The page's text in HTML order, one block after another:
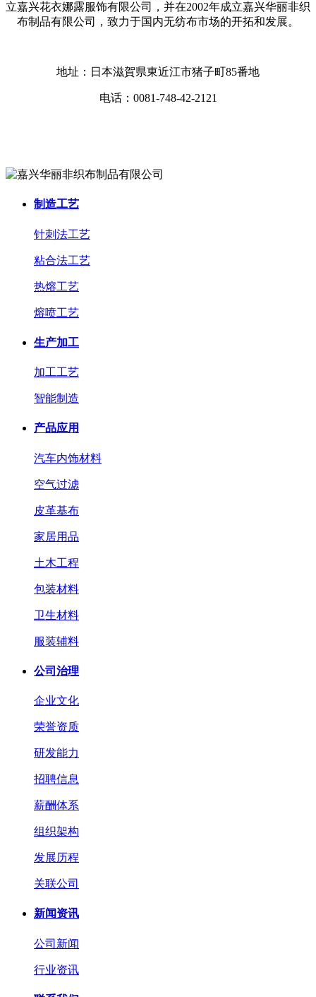
立嘉兴花衣娜露服饰有限公司，并在2002年成立嘉兴华丽非织
布制品有限公司，致力于国内无纺布市场的开拓和发展。
地址：日本滋賀県東近江市猪子町85番地
电话：0081-748-42-2121
制造工艺
针刺法工艺
粘合法工艺
热熔工艺
熔喷工艺
生产加工
加工工艺
智能制造
产品应用
汽车内饰材料
空气过滤
皮革基布
家居用品
土木工程
包装材料
卫生材料
服装辅料
公司治理
企业文化
荣誉资质
研发能力
招聘信息
薪酬体系
组织架构
发展历程
关联公司
新闻资讯
公司新闻
行业资讯